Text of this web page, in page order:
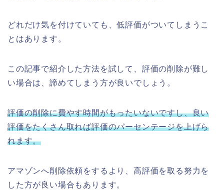
どれだけ気を付けていても、低評価がついてしまうこ
とはあります。
この記事で紹介した方法を試して、評価の削除が難し
い場合は、諦めてしまう方が良いでしょう。
評価の削除に費やす時間がもったいないですし、良い
評価をたくさん取れば評価のパーセンテージを上げら
れます。
アマゾンへ削除依頼をするより、高評価を取る努力を
した方が良い場合もあります。